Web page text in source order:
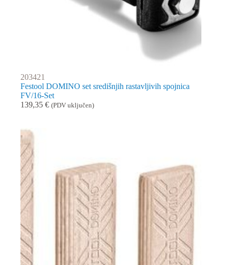
203421
Festool DOMINO set središnjih rastavljivih spojnica
FV/16-Set
139,35 € (PDV uključen)